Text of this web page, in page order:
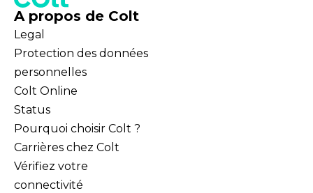
A propos de Colt
Legal
Protection des données
personnelles
Colt Online
Status
Pourquoi choisir Colt ?
Carrières chez Colt
Vérifiez votre
connectivité